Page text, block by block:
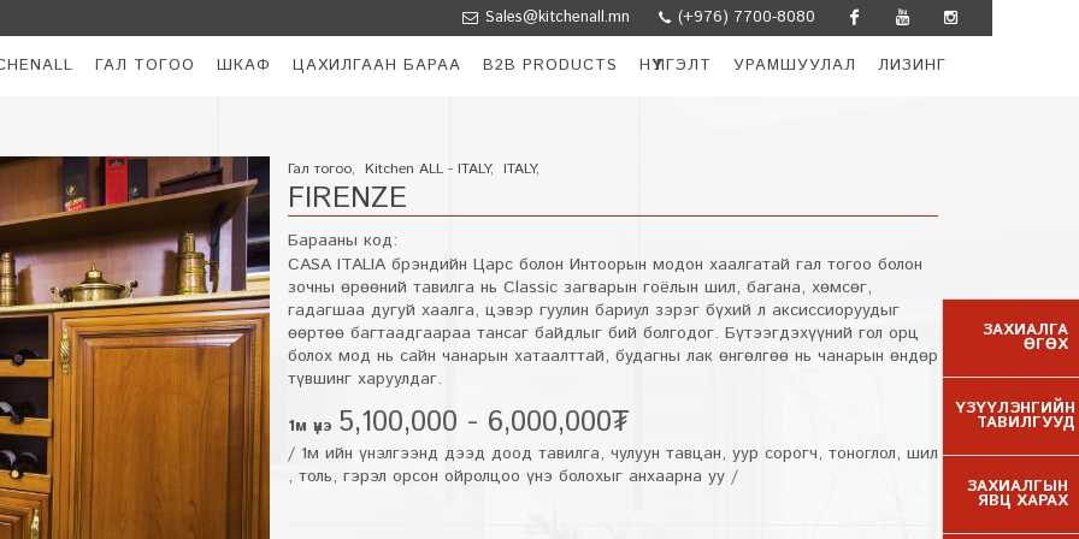
FacebookYoutubeInstagram
Sales@kitchenall.mn (+976) 7700-8080
ГАЛ ТОГОО ШКАФ ЦАХИЛГААН БАРАА B2B PRODUCTS НҮҮЛГЭЛТ УРАМШУУЛАЛ ЛИЗИНГ
Гал тогоо, Kitchen ALL - ITALY, ITALY,
FIRENZE
Барааны код:
CASA ITALIA брэндийн Царс болон Интоорын модон хаалгатай гал тогоо болон
зочны өрөөний тавилга нь Classic загварын гоёлын шил, багана, хөмсөг,
гадагшаа дугуй хаалга, цэвэр гуулин бариул зэрэг бүхий л аксиссиоруудыг
өөртөө багтаадгаараа тансаг байдлыг бий болгодог. Бүтээгдэхүүний гол орц
болох мод нь сайн чанарын хатаалттай, будагны лак өнгөлгөө нь чанарын өндөр
түвшинг харуулдаг.
1м үнэ 5,100,000 - 6,000,000₮
/ 1м ийн үнэлгээнд дээд доод тавилга, чулуун тавцан, уур сорогч, тоноглол, шил
, толь, гэрэл орсон ойролцоо үнэ болохыг анхаарна уу /
ЗАХИАЛГА
ӨГӨХ
ҮЗҮҮЛЭНГИЙН
ТАВИЛГУУД
ЗАХИАЛГЫН
ЯВЦ ХАРАХ